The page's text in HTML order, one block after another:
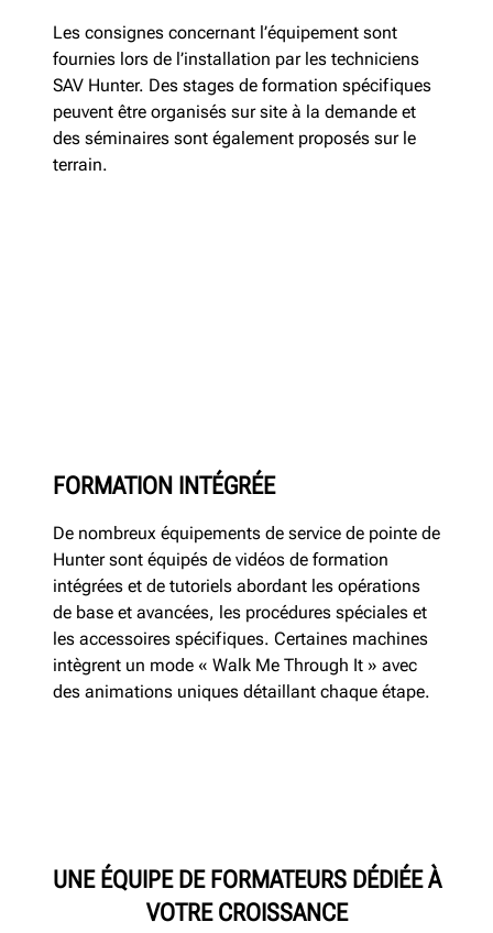
Les consignes concernant l’équipement sont
fournies lors de l’installation par les techniciens
SAV Hunter. Des stages de formation spécifiques
peuvent être organisés sur site à la demande et
des séminaires sont également proposés sur le
terrain.
FORMATION INTÉGRÉE
De nombreux équipements de service de pointe de
Hunter sont équipés de vidéos de formation
intégrées et de tutoriels abordant les opérations
de base et avancées, les procédures spéciales et
les accessoires spécifiques. Certaines machines
intègrent un mode « Walk Me Through It » avec
des animations uniques détaillant chaque étape.
UNE ÉQUIPE DE FORMATEURS DÉDIÉE À
VOTRE CROISSANCE